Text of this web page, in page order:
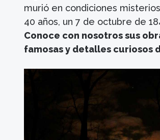
murió en condiciones
40 años, un 7 de octubre de
Conoce con nosotros sus
famosas y detalles curiosos